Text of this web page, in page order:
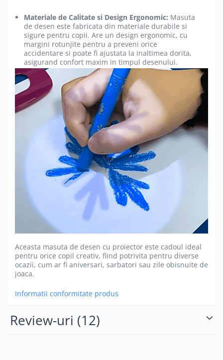
Materiale de Calitate si Design Ergonomic: Masuta
de desen este fabricata din materiale durabile si
sigure pentru copii. Are un design ergonomic, cu
margini rotunjite pentru a preveni orice
accidentare si poate fi ajustata la inaltimea dorita,
asigurand confort maxim in timpul desenului.
Aceasta masuta de desen cu proiector este cadoul ideal
pentru orice copil creativ, fiind potrivita pentru diverse
ocazii, cum ar fi aniversari, sarbatori sau zile obisnuite de
joaca.
Informatii conformitate produs
Review-uri (12)